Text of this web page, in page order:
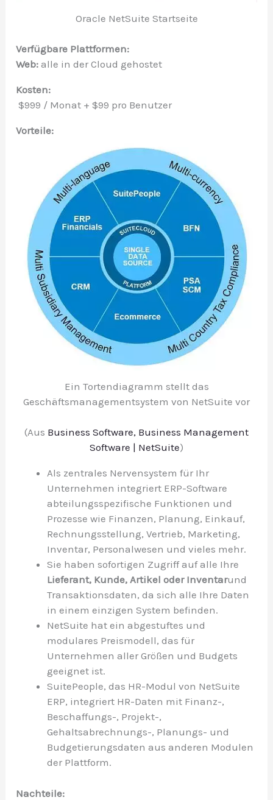
Oracle NetSuite Startseite
Verfügbare Plattformen:
Web: alle in der Cloud gehostet
Kosten:
$999 / Monat + $99 pro Benutzer
Vorteile:
Ein Tortendiagramm stellt das
Geschäftsmanagementsystem von NetSuite vor
(Aus Business Software, Business Management
Software | NetSuite)
Als zentrales Nervensystem für Ihr
Unternehmen integriert ERP-Software
abteilungsspezifische Funktionen und
Prozesse wie Finanzen, Planung, Einkauf,
Rechnungsstellung, Vertrieb, Marketing,
Inventar, Personalwesen und vieles mehr.
Sie haben sofortigen Zugriff auf alle Ihre
Lieferant, Kunde, Artikel oder Inventarund
Transaktionsdaten, da sich alle Ihre Daten
in einem einzigen System befinden.
NetSuite hat ein abgestuftes und
modulares Preismodell, das für
Unternehmen aller Größen und Budgets
geeignet ist.
SuitePeople, das HR-Modul von NetSuite
ERP, integriert HR-Daten mit Finanz-,
Beschaffungs-, Projekt-,
Gehaltsabrechnungs-, Planungs- und
Budgetierungsdaten aus anderen Modulen
der Plattform.
Nachteile: